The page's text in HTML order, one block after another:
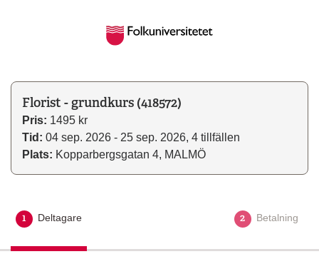
Florist - grundkurs (418572)
Pris: 1495 kr
Tid: 04 sep. 2026 - 25 sep. 2026, 4 tillfällen
Plats: Kopparbergsgatan 4, MALMÖ
1 Aktuellt steg
Deltagare 2 Betalning